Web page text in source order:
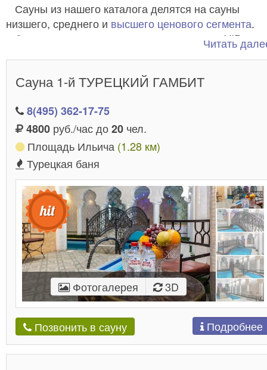
Сауны из нашего каталога делятся на сауны
низшего, среднего и высшего ценового сегмента.
Обычно самые дорогие сауны называются VIP
сауна люкс, это место где
для дорогих гостей, обычно такие сауны состоят
и сделанными под руководством опытных
дизайнеров.
Такие сауны способны доставить вам
физическое и чувственное удовольствие. Вас ждет
целебный массаж, СПА, ароматерапия,
обертывания,пропаркии многие другие
процедуры для здоровья и красоты.Помимо
для вас работают лучшие повара и бармены,
отличные официанты, банщики и другой
обслуживающий персонал.
Читать
Сауна 1-й ТУРЕЦКИЙ ГАМБИТ
8(495) 362-17-75
4800 руб./час до20 чел.
Площадь Ильича (1.28 км)
Турецкая баня
Фотогалерея 3D
Позвонить в сауну Подробнее